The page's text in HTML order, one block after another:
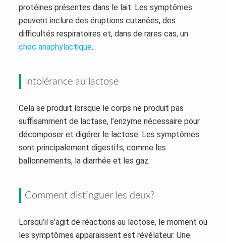
protéines présentes dans le lait. Les symptômes
peuvent inclure des éruptions cutanées, des
difficultés respiratoires et, dans de rares cas, un
choc anaphylactique.
Intolérance au lactose
Cela se produit lorsque le corps ne produit pas
suffisamment de lactase, l’enzyme nécessaire pour
décomposer et digérer le lactose. Les symptômes
sont principalement digestifs, comme les
ballonnements, la diarrhée et les gaz.
Comment distinguer les deux?
Lorsqu’il s’agit de réactions au lactose, le moment où
les symptômes apparaissent est révélateur. Une